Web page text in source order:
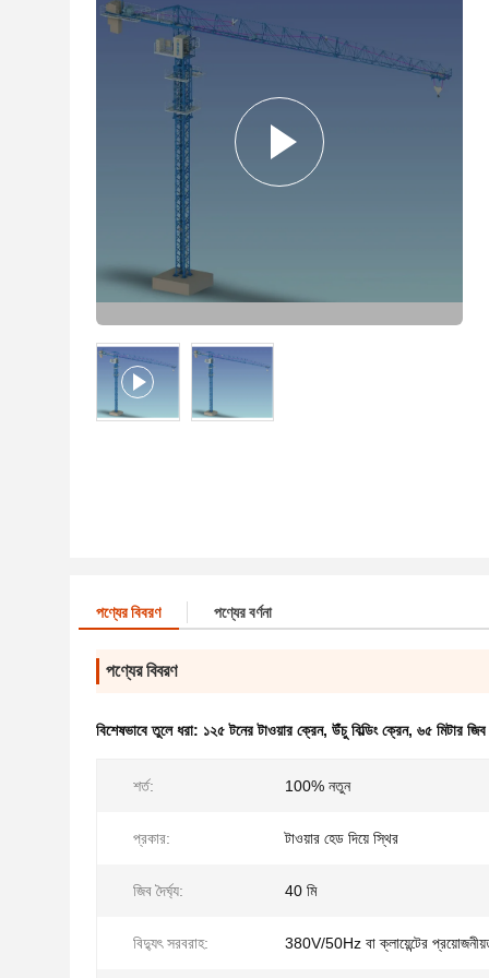
পণ্যের বিবরণ পণ্যের বর্ণনা
পণ্যের বিবরণ
বিশেষভাবে তুলে ধরা: ১২৫ টনের টাওয়ার ক্রেন, উঁচু বিল্ডিং ক্রেন, ৬৫ মিটার
শর্ত: 100% নতুন
প্রকার: টাওয়ার হেড দিয়ে স্থির
জিব দৈর্ঘ্য: 40 মি
বিদ্যুৎ সরবরাহ: 380V/50Hz বা ক্লায়েন্টের